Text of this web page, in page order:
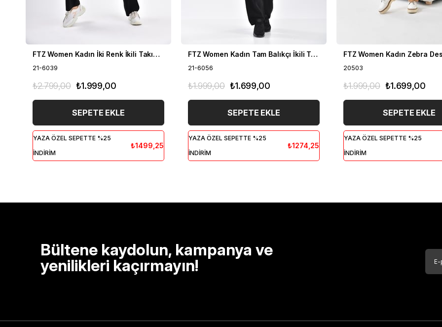
FTZ Women Kadın İki Renk İkili Takım Siyah 21-6039
21-6039
₺1.999,00
₺2.799,00
SEPETE EKLE
YAZA ÖZEL SEPETTE %25
İNDİRİM
₺1499,25
FTZ Women Kadın Tam Balıkçı İkili Takım Siyah 21-6056
21-6056
₺1.699,00
₺1.999,00
SEPETE EKLE
YAZA ÖZEL SEPETTE %25
İNDİRİM
₺1274,25
20503
₺1.699,00
₺1.999,00
SEPETE EKLE
YAZA ÖZEL SEPETTE %25
İNDİRİM
Bültene kaydolun, kampanya ve
yenilikleri kaçırmayın!